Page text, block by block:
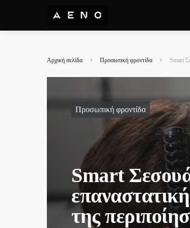
Αρχική σελίδα Προσωπική φροντίδα Smart
Προσωπική φροντίδα
Smart
της